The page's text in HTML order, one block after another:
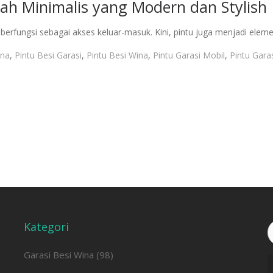
Minimalis yang Modern dan Stylish
sebagai akses keluar-masuk. Kini, pintu juga menjadi
, Pintu Besi Garasi, Pintu Besi Wina, Pintu Garasi Mobil, Pintu
Kategori
Garasi Besi Wina (98)